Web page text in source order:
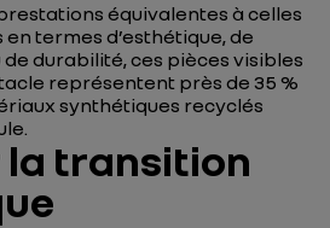
équivalentes à celles
termes d’esthétique, de
de durabilité, ces pièces visibles
représentent près de 35 %
synthétiques recyclés
la transition